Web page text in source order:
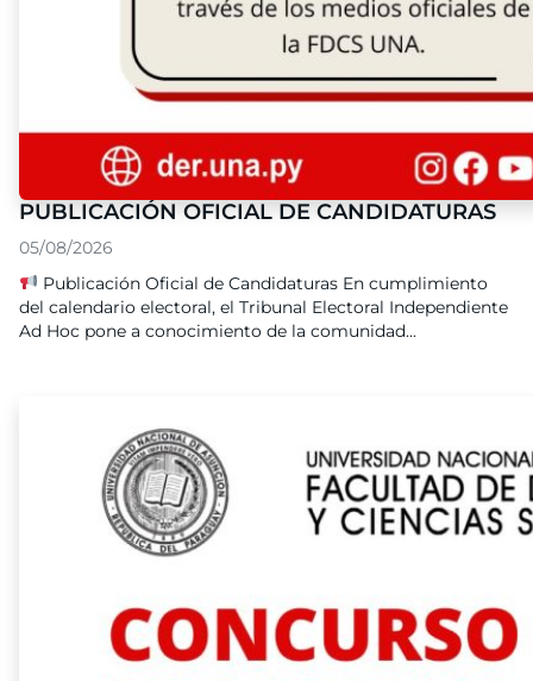
PUBLICACIÓN OFICIAL DE CANDIDATURAS
05/08/2026
Publicación Oficial de Candidaturas En cumplimiento
del calendario electoral, el Tribunal Electoral Independiente
Ad Hoc pone a conocimiento de la comunidad...